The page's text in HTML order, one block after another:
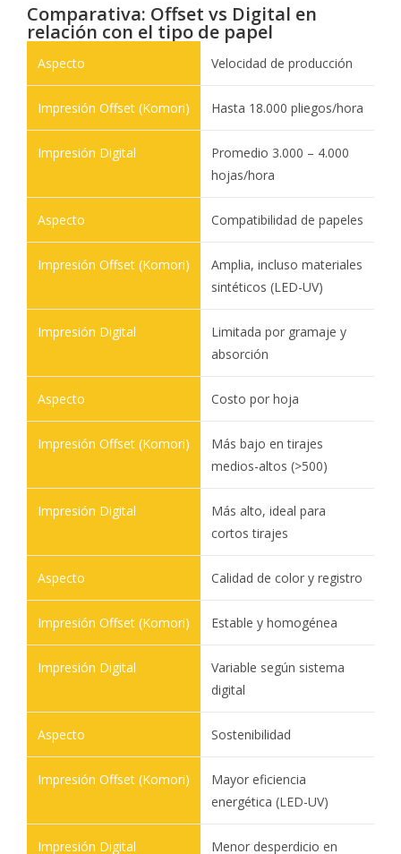
Comparativa: Offset vs Digital en
relación con el tipo de papel
Velocidad de producción
Hasta 18.000 pliegos/hora
Promedio 3.000 – 4.000
hojas/hora
Compatibilidad de papeles
Amplia, incluso materiales
sintéticos (LED-UV)
Limitada por gramaje y
absorción
Costo por hoja
Más bajo en tirajes
medios-altos (>500)
Más alto, ideal para
cortos tirajes
Calidad de color y registro
Estable y homogénea
Variable según sistema
digital
Sostenibilidad
Mayor eficiencia
energética (LED-UV)
Menor desperdicio en